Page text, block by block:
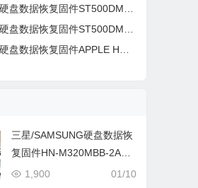
ST500DM002-1CH14C-CC47-W1D1W19H-PC3000全套
ST500DM002-1CH14C-CC46-Z1D9B2G6-PC3000全套
HDD ST2000DM001-AQ03-W8E01Z5H-PC3000全套
三星/SAMSUNG硬盘数据恢
复固件HN-M320MBB-2AR1
0001-S2R6J9KB810003不
01/10
1,900